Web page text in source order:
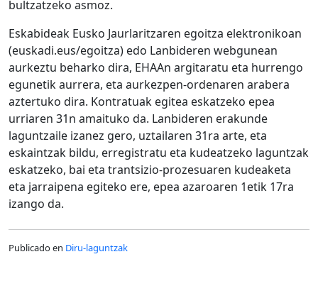
bultzatzeko asmoz.
Eskabideak Eusko Jaurlaritzaren egoitza elektronikoan
(euskadi.eus/egoitza) edo Lanbideren webgunean
aurkeztu beharko dira, EHAAn argitaratu eta hurrengo
egunetik aurrera, eta aurkezpen-ordenaren arabera
aztertuko dira. Kontratuak egitea eskatzeko epea
urriaren 31n amaituko da. Lanbideren erakunde
laguntzaile izanez gero, uztailaren 31ra arte, eta
eskaintzak bildu, erregistratu eta kudeatzeko laguntzak
eskatzeko, bai eta trantsizio-prozesuaren kudeaketa
eta jarraipena egiteko ere, epea azaroaren 1etik 17ra
izango da.
Publicado en Diru-laguntzak